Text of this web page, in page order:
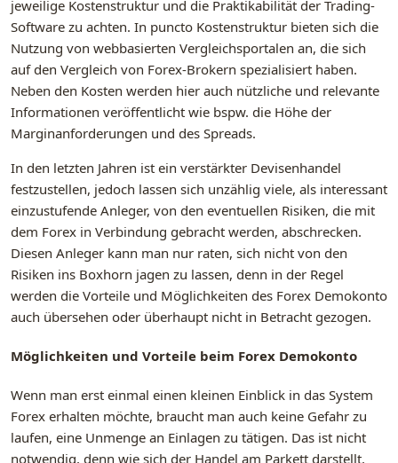
jeweilige Kostenstruktur und die Praktikabilität der Trading-
Software zu achten. In puncto Kostenstruktur bieten sich die
Nutzung von webbasierten Vergleichsportalen an, die sich
auf den Vergleich von Forex-Brokern spezialisiert haben.
Neben den Kosten werden hier auch nützliche und relevante
Informationen veröffentlicht wie bspw. die Höhe der
Marginanforderungen und des Spreads.
In den letzten Jahren ist ein verstärkter Devisenhandel
festzustellen, jedoch lassen sich unzählig viele, als interessant
einzustufende Anleger, von den eventuellen Risiken, die mit
dem Forex in Verbindung gebracht werden, abschrecken.
Diesen Anleger kann man nur raten, sich nicht von den
Risiken ins Boxhorn jagen zu lassen, denn in der Regel
werden die Vorteile und Möglichkeiten des Forex Demokonto
auch übersehen oder überhaupt nicht in Betracht gezogen.
Möglichkeiten und Vorteile beim Forex Demokonto
Wenn man erst einmal einen kleinen Einblick in das System
Forex erhalten möchte, braucht man auch keine Gefahr zu
laufen, eine Unmenge an Einlagen zu tätigen. Das ist nicht
notwendig, denn wie sich der Handel am Parkett darstellt,